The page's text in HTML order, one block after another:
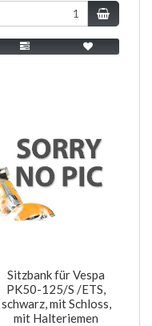
Sitzbank für Vespa
PK50-125/S /ETS,
schwarz, mit Schloss,
mit Halteriemen